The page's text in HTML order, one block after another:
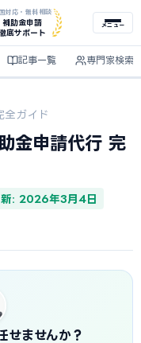
対応・無料相談
補助金申請
底サポート
メニュー
記事一覧 専門家検索
全ガイド
金申請代行 完
新: 2026年3月4日
せませんか？